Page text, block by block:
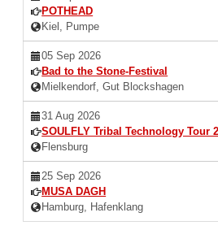
POTHEAD
Kiel, Pumpe
05 Sep 2026
Bad to the Stone-Festival
Mielkendorf, Gut Blockshagen
31 Aug 2026
SOULFLY Tribal Technology Tour
Flensburg
25 Sep 2026
MUSA DAGH
Hamburg, Hafenklang